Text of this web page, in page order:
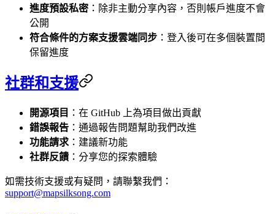
進度預設私密 ：除非主動分享內容，否則帳戶進度不會
公開
符合條件的方案支援雲端同步 ：登入後可在多個裝置間
保留進度
社群和支援
開源項目 ：在 GitHub 上為項目做出貢獻
錯誤報告 ：通過報告問題幫助我們改進
功能請求 ：建議新功能
社群反饋 ：分享您的探索體驗
如需技術支援或有疑問，請聯繫我們：
support@mapsilksong.com